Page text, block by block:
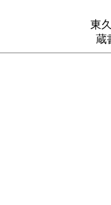
東
蔵